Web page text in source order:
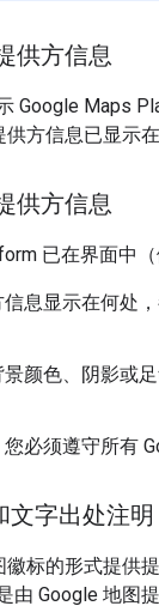
供方信息
Google Maps
供方信息已显示
供方信息
已在界面中
信息显示在何处
景颜色、阴影或
您必须遵守所有
文字出处注明
徽标的形式提
由 Google 地图提